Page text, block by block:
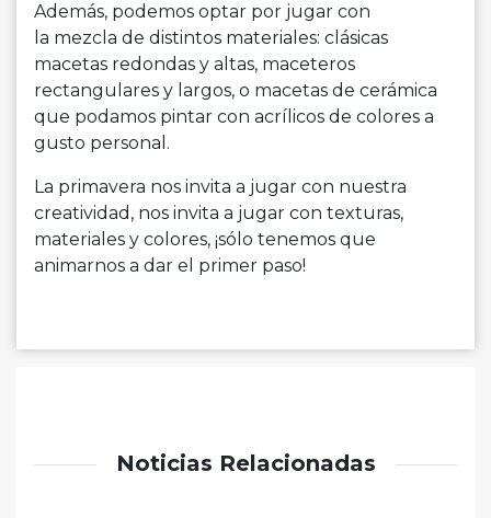
Además, podemos optar por jugar con
la mezcla de distintos materiales: clásicas
macetas redondas y altas, maceteros
rectangulares y largos, o macetas de cerámica
que podamos pintar con acrílicos de colores a
gusto personal.
La primavera nos invita a jugar con nuestra
creatividad, nos invita a jugar con texturas,
materiales y colores, ¡sólo tenemos que
animarnos a dar el primer paso!
Noticias Relacionadas